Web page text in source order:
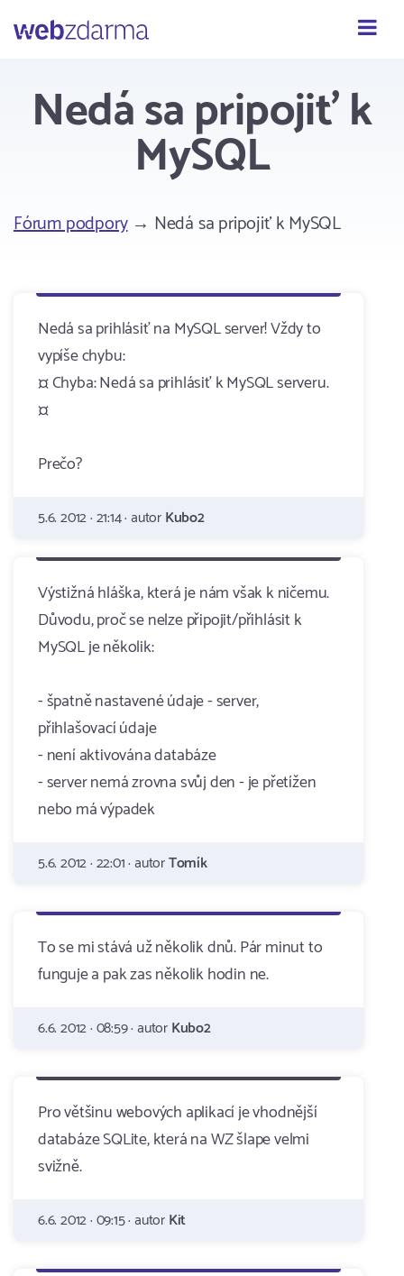
Webzdarma
Nedá sa pripojiť k
MySQL
Fórum podpory→ Nedá sa pripojiť k MySQL
Nedá sa prihlásiť na MySQL server! Vždy to
vypíše chybu:
¤ Chyba: Nedá sa prihlásiť k MySQL serveru.
¤
Prečo?
5.6. 2012 · 21:14 · autorKubo2
Výstižná hláška, která je nám však k ničemu.
Důvodu, proč se nelze připojit/přihlásit k
MySQL je několik:
- špatně nastavené údaje - server,
přihlašovací údaje
- není aktivována databáze
- server nemá zrovna svůj den - je přetížen
nebo má výpadek
5.6. 2012 · 22:01 · autorTomík
To se mi stává už několik dnů. Pár minut to
funguje a pak zas několik hodin ne.
6.6. 2012 · 08:59 · autorKubo2
Pro většinu webových aplikací je vhodnější
databáze SQLite, která na WZ šlape velmi
svižně.
6.6. 2012 · 09:15 · autorKit